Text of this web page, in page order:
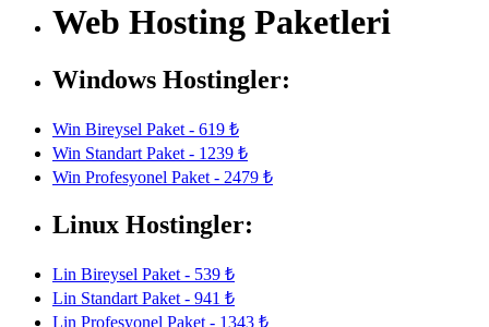
Web Hosting Paketleri
Windows Hostingler:
Win Bireysel Paket - 619 ₺
Win Standart Paket - 1239 ₺
Win Profesyonel Paket - 2479 ₺
Linux Hostingler:
Lin Bireysel Paket - 539 ₺
Lin Standart Paket - 941 ₺
Lin Profesyonel Paket - 1343 ₺